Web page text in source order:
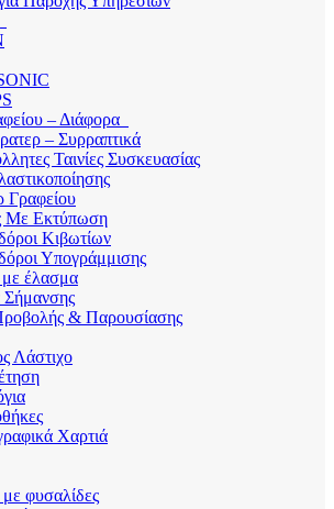
– Διάφορα
– Συρραπτικά
Ταινίες Συσκευασίας
Γραφείου
Με Εκτύπωση
Κιβωτίων
Υπογράμμισης
έλασμα
Σήμανσης
& Παρουσίασης
Λάστιχο
Χαρτιά
φυσαλίδες